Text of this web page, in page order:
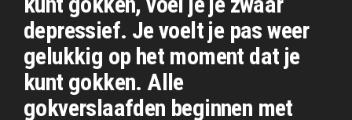
depressief. Je voelt je pas weer
gelukkig op het moment dat je
kunt gokken. Alle
gokverslaafden beginnen met